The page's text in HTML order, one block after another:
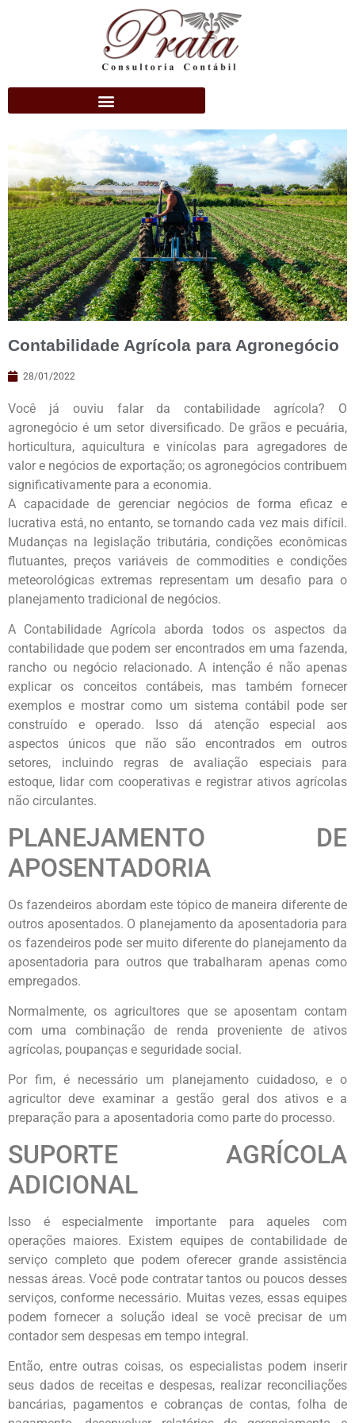
Contabilidade Agrícola para Agronegócio
28/01/2022
Você já ouviu falar da contabilidade agrícola? O
agronegócio é um setor diversificado. De grãos e pecuária,
horticultura, aquicultura e vinícolas para agregadores de
valor e negócios de exportação; os agronegócios contribuem
significativamente para a economia.
A capacidade de gerenciar negócios de forma eficaz e
lucrativa está, no entanto, se tornando cada vez mais difícil.
Mudanças na legislação tributária, condições econômicas
flutuantes, preços variáveis de commodities e condições
meteorológicas extremas representam um desafio para o
planejamento tradicional de negócios.
A Contabilidade Agrícola aborda todos os aspectos da
contabilidade que podem ser encontrados em uma fazenda,
rancho ou negócio relacionado. A intenção é não apenas
explicar os conceitos contábeis, mas também fornecer
exemplos e mostrar como um sistema contábil pode ser
construído e operado. Isso dá atenção especial aos
aspectos únicos que não são encontrados em outros
setores, incluindo regras de avaliação especiais para
estoque, lidar com cooperativas e registrar ativos agrícolas
não circulantes.
PLANEJAMENTO DE
APOSENTADORIA
Os fazendeiros abordam este tópico de maneira diferente de
outros aposentados. O planejamento da aposentadoria para
os fazendeiros pode ser muito diferente do planejamento da
aposentadoria para outros que trabalharam apenas como
empregados.
Normalmente, os agricultores que se aposentam contam
com uma combinação de renda proveniente de ativos
agrícolas, poupanças e seguridade social.
Por fim, é necessário um planejamento cuidadoso, e o
agricultor deve examinar a gestão geral dos ativos e a
preparação para a aposentadoria como parte do processo.
SUPORTE AGRÍCOLA
ADICIONAL
Isso é especialmente importante para aqueles com
operações maiores. Existem equipes de contabilidade de
serviço completo que podem oferecer grande assistência
nessas áreas. Você pode contratar tantos ou poucos desses
serviços, conforme necessário. Muitas vezes, essas equipes
podem fornecer a solução ideal se você precisar de um
contador sem despesas em tempo integral.
Então, entre outras coisas, os especialistas podem inserir
seus dados de receitas e despesas, realizar reconciliações
bancárias, pagamentos e cobranças de contas, folha de